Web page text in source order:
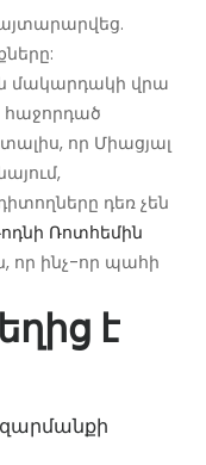
մակարդակի վրա
որ Միացյալ
դեռ չեն
Ռոտհեմին
որ ինչ-որ պահի
է